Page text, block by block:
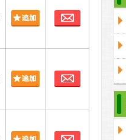
お問合わせ
お問合わせ
お問合わせ